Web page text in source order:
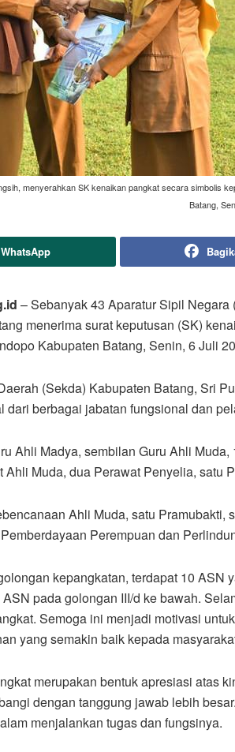
menyerahkan SK kenaikan pangkat secara simbolis
Batang,
– Sebanyak 43 Aparatur Sipil
menerima surat keputusan (SK)
Kabupaten Batang, Senin, 6 Juli
(Sekda) Kabupaten Batang, Sri
dari berbagai jabatan fungsional dan
Ahli Madya, sembilan Guru Ahli
Ahli Muda, dua Perawat Penyelia, satu
Ahli Muda, satu Pramubakti,
Perempuan dan
kepangkatan, terdapat 10 ASN
pada golongan III/d ke bawah.
Semoga ini menjadi motivasi
yang semakin baik kepada
merupakan bentuk apresiasi atas
dengan tanggung jawab lebih
menjalankan tugas dan fungsinya.